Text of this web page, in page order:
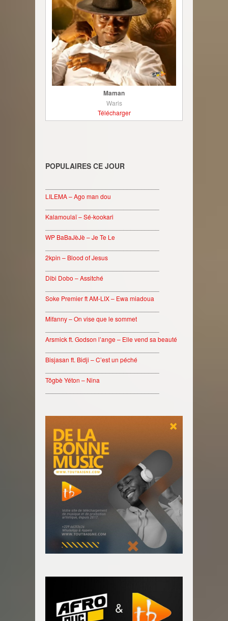
Maman
Waris
Télécharger
POPULAIRES CE JOUR
LILEMA – Ago man dou
Kalamoulaï – Sé-kookari
WP BaBaJèJè – Je Te Le
2kpin – Blood of Jesus
Dibi Dobo – Assitché
Soke Premier ft AM-LIX – Ewa miadoua
Mifanny – On vise que le sommet
Arsmick ft. Godson l’ange – Elle vend sa beauté
Bisjasan ft. Bidji – C’est un péché
Tôgbè Yéton – Nina